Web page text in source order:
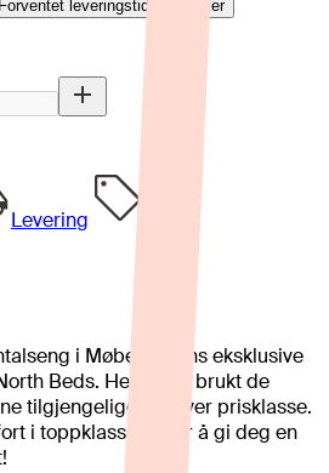
Forventet leveringstid: 8-12 uker
Levering
i Møbelringens eksklusive
Beds. Her har vi brukt de
tilgjengelige i enhver prisklasse.
i toppklasse, altfor å gi deg en